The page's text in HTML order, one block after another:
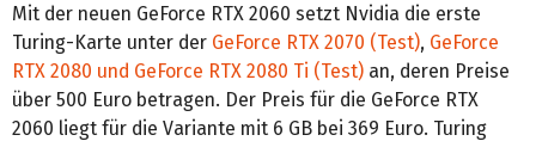
Mit der neuen GeForce RTX 2060 setzt Nvidia die erste
Turing-Karte unter der GeForce RTX 2070 (Test), GeForce
RTX 2080 und GeForce RTX 2080 Ti (Test) an, deren Preise
über 500 Euro betragen. Der Preis für die GeForce RTX
2060 liegt für die Variante mit 6 GB bei 369 Euro. Turing